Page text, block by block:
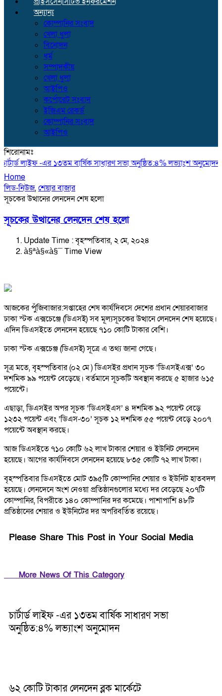
অন্যান্য
কোম্পানির সংবাদ
খেলা ধুলা
বিনোদন
ধর্ম
সম্পাদকীয়
খেলা ধুলা
আইপিও
কর্পোরেট সংবাদ
ইজিএম রেকর্ড
কোম্পানির সংবাদ
আইপিও
শিরোনামঃ
লাইফ -এর ১৩তম বার্ষিক সাধারণ সভা অনুষ্ঠিত:৪% লভ্যাংশ অনুমোদন৬২
Home
লিড-নিউজ,শেয়ার বাজার
সূচকের উত্থানের লেনদেন শেষ হলো
সূচকের উত্থানের লেনদেন শেষ হলো
Update Time : বৃহস্পতিবার, ২ মে, ২০২৪
à§ªà§«à§¯ Time View
আজকের পুঁজিবাজার:সপ্তাহের শেষ কার্যদিবসে দেশের প্রধান শেয়ারবাজার
ঢাকা স্টক এক্সচেঞ্জে (ডিএসই) সব মূল্যসূচকের উত্থানে লেনদেন শেষ হয়েছে।
এদিন ডিএসইতে লেনদেন হয়েছে ৭১০ কোটি টাকার বেশি।
ঢাকা স্টক এক্সচেঞ্জ (ডিএসই) সূত্রে এ তথ্য জানা গেছে।
সূত্র মতে, বৃহস্পতিবার (০২ মে ) ডিএসইর প্রধান সূচক ‘ডিএসইএক্স’ ৩০
দশমিক ৯৯ পয়েন্ট বেড়েছে। বর্তমানে সূচকটি অবস্থান করছে ৫ হাজার ৬১৫
পয়েন্টে।
এছাড়া, ডিএসইর অপর সূচক ‘ডিএসইএস’ ৪ দশমিক ৯২ পয়েন্ট বেড়ে
১২৩২ পয়েন্ট এবং ‘ডিএস-৩০’ সূচক ১২ দশমিক ৫৫ পয়েন্ট বেড়ে ২০০৭
পয়েন্টে অবস্থান করছে।
আজ ডিএসইতে ৭১০ কোটি ৬২ লাখ টাকার শেয়ার ও ইউনিট লেনদেন
হয়েছে। আগের কার্যদিবসে লেনদেন হয়েছে ৮৩৫ কোটি ৭২ লাখ টাকা।
বৃহস্পতিবার ডিএসইতে মোট ৩৯৫টি কোম্পানির শেয়ার ও ইউনিট হাতবদল
হয়েছে। লেনদেনে অংশ নেওয়া প্রতিষ্ঠানগুলোর মধ্যে দর বেড়েছে ২০৭টি
কোম্পানির, বিপরীতে ১৪০ কোম্পানির দর কমেছে। পাশাপাশি ৪৮টি
প্রতিষ্ঠানের শেয়ার ও ইউনিটের দর অপরিবর্তিত রয়েছে।
Please Share This Post in Your Social Media
More News Of This Category
চার্টার্ড লাইফ -এর ১৩তম বার্ষিক সাধারণ সভা
অনুষ্ঠিত:৪% লভ্যাংশ অনুমোদন
৬২ কোটি টাকার লেনদেন ব্লক মার্কেটে